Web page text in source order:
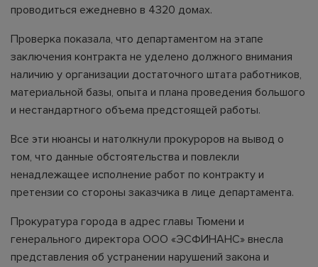
проводиться ежедневно в 4320 домах.
Проверка показала, что департаментом на этапе
заключения контракта не уделено должного внимания
наличию у организации достаточного штата работников,
материальной базы, опыта и плана проведения большого
и нестандартного объема предстоящей работы.
Все эти нюансы и натолкнули прокуроров на вывод о
том, что данные обстоятельства и повлекли
ненадлежащее исполнение работ по контракту и
претензии со стороны заказчика в лице департамента.
Прокуратура города в адрес главы Тюмени и
генерального директора ООО «ЭСФИНАНС» внесла
представления об устранении нарушений закона и